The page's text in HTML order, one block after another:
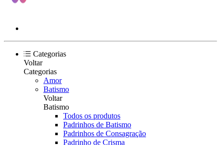
Categorias
Voltar
Categorias
Amor
Batismo
Voltar
Batismo
Todos os produtos
Padrinhos de Batismo
Padrinhos de Consagração
Padrinho de Crisma